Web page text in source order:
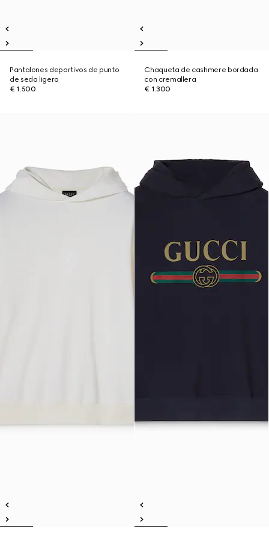
Pantalones deportivos de punto
de seda ligera
€ 1.500
Chaqueta de cashmere bordada
con cremallera
€ 1.300